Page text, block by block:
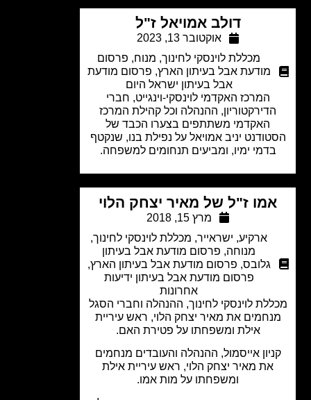
דולב אמויאל ז"ל
אוקטובר 13, 2023
מכללת לוינסקי לחינוך, מנוח,פרסום
מודעת אבל בעיתון הארץ,פרסום מודעת
אבל בעיתון ישראל היום
המרכז האקדמי לוינסקי-וינגייט, חברי
ההנהלה וכל קהילת המרכז
האקדמי משתתפים בצערו הכבד של
יניב אמויאל על נפילת בנו, שנקטף
ימיו, ומביעים תנחומים למשפחה.
ז"ל של מאיר יצחק הלוי
מרץ 15, 2018
ישראייר ,מכללת לוינסקי לחינוך,
פרסום מודעת אבל בעיתון
גלובס
פרסום מודעת אבל בעיתון הארץ,
פרסום מודעת אבל בעיתון ידיעות
אחרונות
לוינסקי לחינוך, ההנהלה וחברי הסגל
את מאיר יצחק הלוי, ראש עיריית
אילת ומשפחתו על פטירת האם.
אייסמול, ההנהלה והעובדים מנחמים
את מאיר יצחק הלוי, ראש עיריית אילת
ומשפחתו על מות אמו.